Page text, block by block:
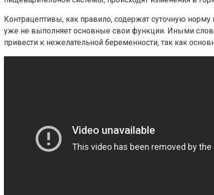
Контрацептивы, как правило, содержат суточную
уже не выполняет основные свои функции. Иными
привести к нежелательной беременности, так как